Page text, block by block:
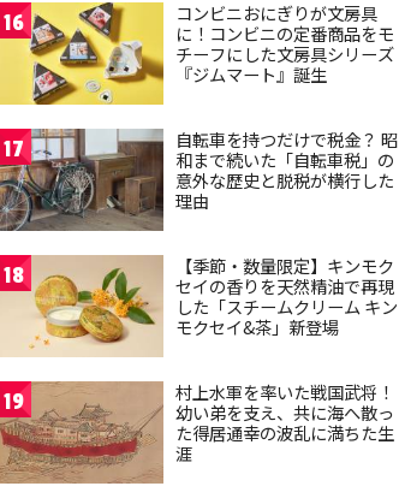
16
コンビニおにぎりが文房具
に！コンビニの定番商品をモ
チーフにした文房具シリーズ
『ジムマート』誕生
17
自転車を持つだけで税金？ 昭
和まで続いた「自転車税」の
意外な歴史と脱税が横行した
理由
18
【季節・数量限定】キンモク
セイの香りを天然精油で再現
した「スチームクリーム キン
モクセイ&茶」新登場
19
村上水軍を率いた戦国武将！
幼い弟を支え、共に海へ散っ
た得居通幸の波乱に満ちた生
涯